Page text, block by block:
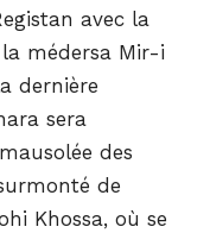
avec la
médersa Mir-i
dernière
sera
des
de
Khossa, où se